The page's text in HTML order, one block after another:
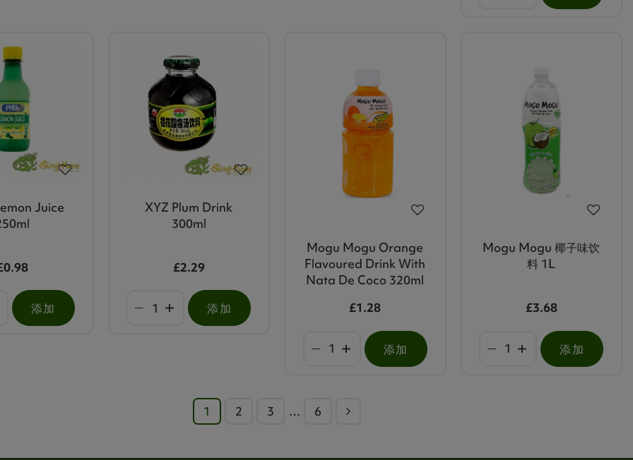
Juice
添加
XYZ Plum Drink
300ml
£2.29
添加
Mogu Mogu Orange
Flavoured Drink With
Nata De Coco 320ml
£1.28
添加
Mogu Mogu 椰子味饮
料 1L
£3.68
添加
1 2 3 … 6